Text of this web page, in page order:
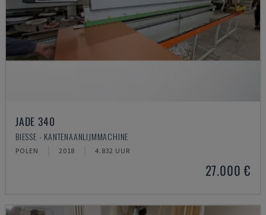
JADE 340
BIESSE - KANTENAANLIJMMACHINE
POLEN 2018 4.832 UUR
27.000 €